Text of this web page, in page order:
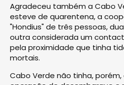
Agradeceu também a Cabo
esteve de quarentena, a
"Hondius" de três pessoas,
outra considerada um
pela proximidade que tinha
mortais.
Cabo Verde não tinha,